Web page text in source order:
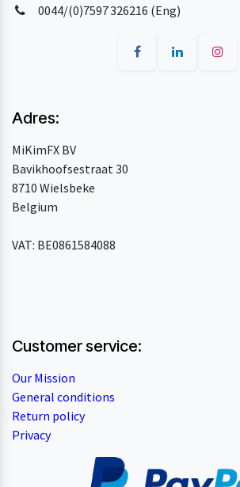
0044/(0)7597 326216 (Eng)
Adres:
MiKimFX BV
Bavikhoofsestraat 30
8710 Wielsbeke
Belgium
VAT: BE0861584088
Customer service:
Our Mission
General conditions
Return policy
Privacy